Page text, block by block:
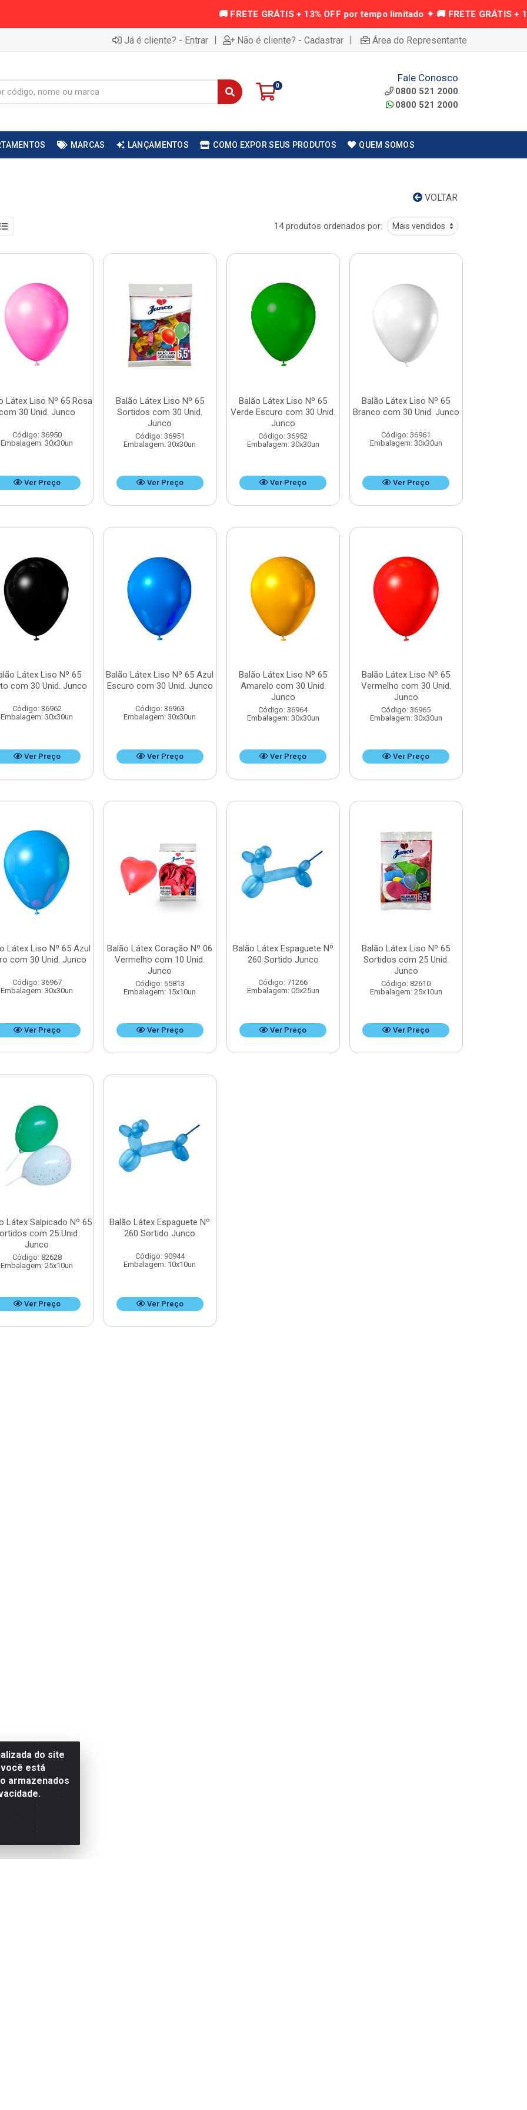
Já é cliente? - Entrar | Não é cliente? - Cadastrar | Área do Representante
0
Fale Conosco
0800 521 2000
0800 521 2000
MARCAS LANÇAMENTOS COMO EXPOR SEUS PRODUTOS QUEM SOMOS
VOLTAR
14 produtos ordenados por:
Látex Liso Nº 65 Rosa
30 Unid. Junco
Código: 36950
Embalagem: 30x30un
Ver Preço
Balão Látex Liso Nº 65
Sortidos com 30 Unid.
Junco
Código: 36951
Embalagem: 30x30un
Ver Preço
Balão Látex Liso Nº 65
Verde Escuro com 30 Unid.
Junco
Código: 36952
Embalagem: 30x30un
Ver Preço
Balão Látex Liso Nº 65
Branco com 30 Unid. Junco
Código: 36961
Embalagem: 30x30un
Ver Preço
Látex Liso Nº 65
com 30 Unid. Junco
Código: 36962
Embalagem: 30x30un
Ver Preço
Balão Látex Liso Nº 65 Azul
Escuro com 30 Unid. Junco
Código: 36963
Embalagem: 30x30un
Ver Preço
Balão Látex Liso Nº 65
Amarelo com 30 Unid.
Junco
Código: 36964
Embalagem: 30x30un
Ver Preço
Balão Látex Liso Nº 65
Vermelho com 30 Unid.
Junco
Código: 36965
Embalagem: 30x30un
Ver Preço
Látex Liso Nº 65 Azul
com 30 Unid. Junco
Código: 36967
Embalagem: 30x30un
Ver Preço
Balão Látex Coração Nº 06
Vermelho com 10 Unid.
Junco
Código: 65813
Embalagem: 15x10un
Ver Preço
Balão Látex Espaguete Nº
260 Sortido Junco
Código: 71266
Embalagem: 05x25un
Ver Preço
Balão Látex Liso Nº 65
Sortidos com 25 Unid.
Junco
Código: 82610
Embalagem: 25x10un
Ver Preço
Látex Salpicado Nº 65
com 25 Unid.
Junco
Código: 82628
Embalagem: 25x10un
Ver Preço
Balão Látex Espaguete Nº
260 Sortido Junco
Código: 90944
Embalagem: 10x10un
Ver Preço
do site
está
armazenados